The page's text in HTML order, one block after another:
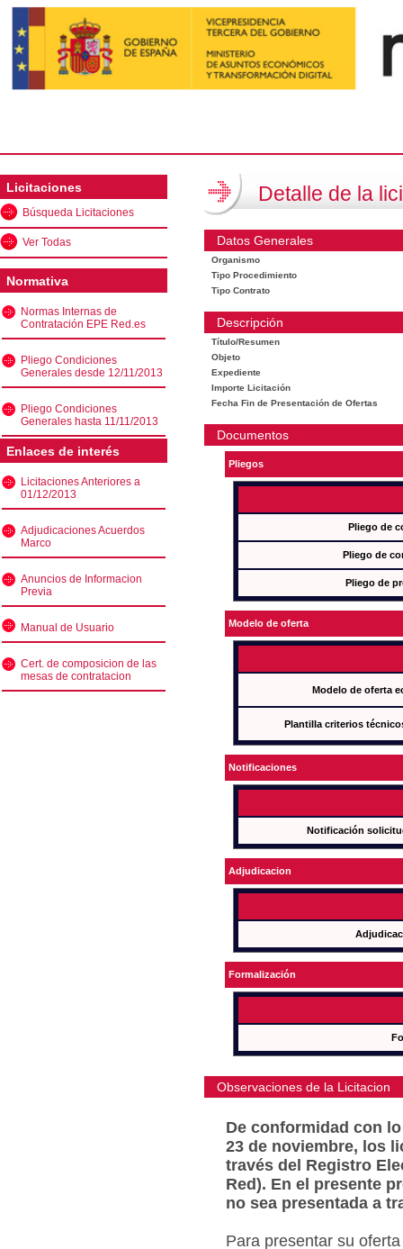
Licitaciones
Búsqueda Licitaciones
Ver Todas
Normativa
Normas Internas de
Contratación EPE Red.es
Pliego Condiciones
Generales desde 12/11/2013
Pliego Condiciones
Generales hasta 11/11/2013
Enlaces de interés
Licitaciones Anteriores a
01/12/2013
Adjudicaciones Acuerdos
Marco
Anuncios de Informacion
Previa
Manual de Usuario
Cert. de composicion de las
mesas de contratacion
Detalle de la
Datos Generales
Organismo
Tipo Procedimiento
Tipo Contrato
Descripción
Título/Resumen
Objeto
Expediente
Importe Licitación
Fecha Fin de Presentación de Ofertas
Documentos
Pliegos
Pliego de
Pliego de
Pliego de
Modelo de oferta
Modelo de oferta
Plantilla criterios
Notificaciones
Notificación
Adjudicacion
Formalización
Observaciones de la Licitacion
De conformidad con
23 de noviembre, los
través del Registro
Red). En el presente
no sea presentada a
Para presentar su